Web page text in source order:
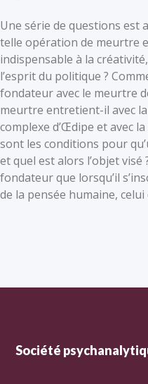
Une série de questions est
telle opération de meurtre
indispensable à la
l’esprit du politique ?
fondateur avec le meurtre
meurtre entretient-il avec
complexe d’Œdipe et avec
sont les conditions pour
et quel est alors l’objet
fondateur que lorsqu’il
de la pensée humaine, celui
Société